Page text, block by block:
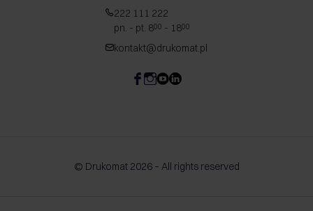
222 111 222
pn. - pt. 800 - 1800
kontakt@drukomat.pl
© Drukomat 2026 – All rights reserved